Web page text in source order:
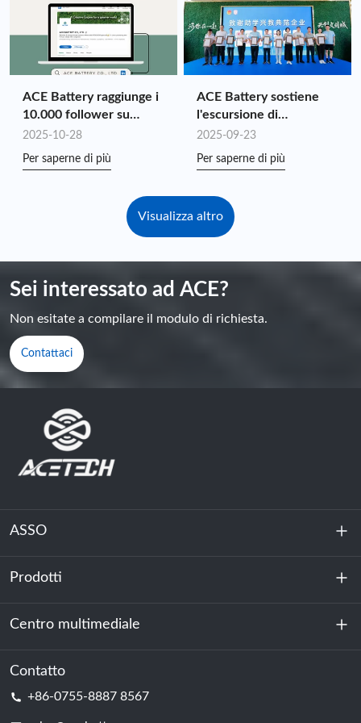
affidabile. Che abbiate bisogno di un sistema su piccola
scala per la vostra casa o di una soluzione su larga scala
per la vostra azienda, ACE fornisce consulenza
personalizzata e servizi di ingegneria completi,
energetiche.
ACE Battery raggiunge i
10.000 follower su
LinkedIn!
2025-10-28
Per saperne di più
ACE Battery sostiene
l'escursione di
beneficenza "Youth
National Games"
2025-09-23
Per saperne di più
Visualizza altro
Sei interessato ad ACE?
Non esitate a compilare il modulo di richiesta.
Contattaci
ASSO
Chi siamo
Sostenibilità
Prodotti
Accumulo di energia
Centro dati e sala server
Centro multimediale
Notizia
Contatto
+86-0755-8887 8567